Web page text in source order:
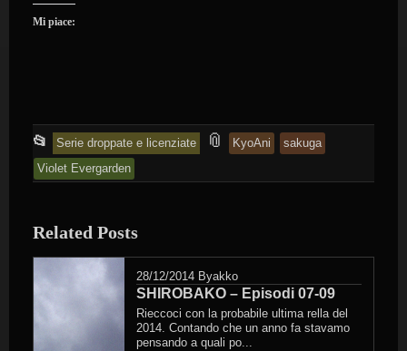
Mi piace:
📂 This
entry
was
in
Serie droppate e licenziate 📎 and
KyoAni
sakuga
Violet Evergarden
Related Posts
28/12/2014 Byakko
SHIROBAKO – Episodi 07-09
Rieccoci con la probabile ultima rella del
2014. Contando che un anno fa stavamo
pensando a quali po...